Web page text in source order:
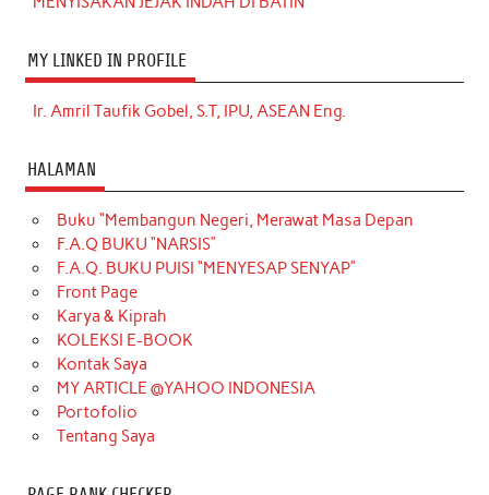
MY LINKED IN PROFILE
Ir. Amril Taufik Gobel, S.T, IPU, ASEAN Eng.
HALAMAN
Buku “Membangun Negeri, Merawat Masa Depan
F.A.Q BUKU “NARSIS”
F.A.Q. BUKU PUISI “MENYESAP SENYAP”
Front Page
Karya & Kiprah
KOLEKSI E-BOOK
Kontak Saya
MY ARTICLE @YAHOO INDONESIA
Portofolio
Tentang Saya